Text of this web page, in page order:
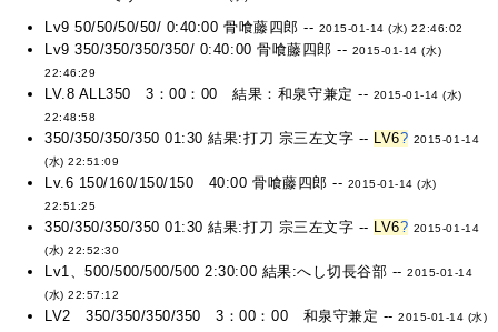
Lv9 50/50/50/50/ 0:40:00 骨喰藤四郎 -- 2015-01-14 (水) 22:46:02
Lv9 350/350/350/350/ 0:40:00 骨喰藤四郎 -- 2015-01-14 (水)
22:46:29
LV.8 ALL350 3：00：00 結果：和泉守兼定 -- 2015-01-14 (水)
22:48:58
350/350/350/350 01:30 結果:打刀 宗三左文字 -- LV6? 2015-01-14
(水) 22:51:09
Lv.6 150/160/150/150 40:00 骨喰藤四郎 -- 2015-01-14 (水)
22:51:25
350/350/350/350 01:30 結果:打刀 宗三左文字 -- LV6? 2015-01-14
(水) 22:52:30
Lv1、500/500/500/500 2:30:00 結果:へし切長谷部 --2015-01-14
(水) 22:57:12
LV2 350/350/350/350 3：00：00 和泉守兼定 --2015-01-14 (水)